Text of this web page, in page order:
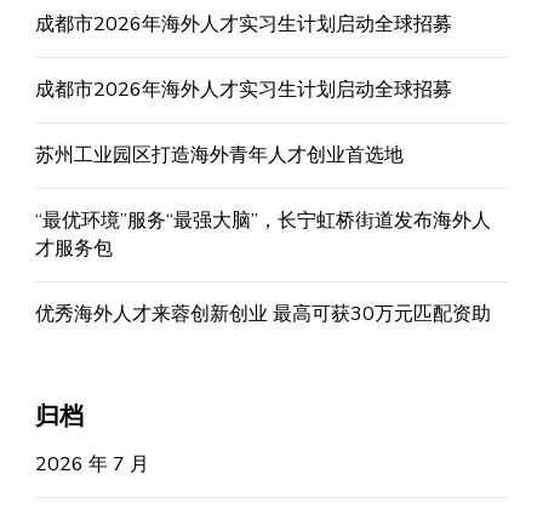
成都市2026年海外人才实习生计划启动全球招募
成都市2026年海外人才实习生计划启动全球招募
苏州工业园区打造海外青年人才创业首选地
“最优环境”服务“最强大脑”，长宁虹桥街道发布海外人
才服务包
优秀海外人才来蓉创新创业 最高可获30万元匹配资助
归档
2026 年 7 月